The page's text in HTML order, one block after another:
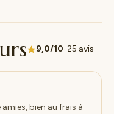
9,0/10· 25 avis
bien au frais à